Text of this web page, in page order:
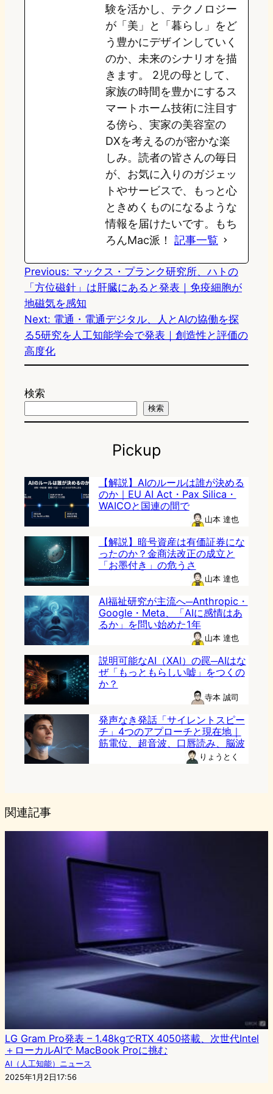
n
験を活かし、テクノロジー
が「美」と「暮らし」をど
う豊かにデザインしていく
のか、未来のシナリオを描
きます。 2児の母として、
家族の時間を豊かにするス
マートホーム技術に注目す
る傍ら、実家の美容室の
DXを考えるのが密かな楽
しみ。読者の皆さんの毎日
が、お気に入りのガジェッ
トやサービスで、もっと心
ときめくものになるような
情報を届けたいです。もち
ろんMac派！ 記事一覧
Previous: マックス・プランク研究所、ハトの
「方位磁針」は肝臓にあると発表｜免疫細胞が
地磁気を感知
Next: 電通・電通デジタル、人とAIの協働を探
る5研究を人工知能学会で発表｜創造性と評価の
高度化
検索
検索
Pickup
【解説】AIのルールは誰が決める
のか｜EU AI Act・Pax Silica・
WAICOと国連の間で
山本 達也
【解説】暗号資産は有価証券にな
ったのか？金商法改正の成立と
「お墨付き」の危うさ
山本 達也
AI福祉研究が主流へ─Anthropic・
Google・Meta、「AIに感情はあ
るか」を問い始めた1年
山本 達也
説明可能なAI（XAI）の罠─AIはな
ぜ「もっともらしい嘘」をつくの
か？
寺本 誠司
発声なき発話「サイレントスピー
チ」4つのアプローチと現在地｜
筋電位、超音波、口唇読み、脳波
りょうとく
関連記事
LG Gram Pro発表 – 1.48kgでRTX 4050搭載、次世代Intel
＋ローカルAIで MacBook Proに挑む
AI（人工知能）ニュース
2025年1月2日17:56